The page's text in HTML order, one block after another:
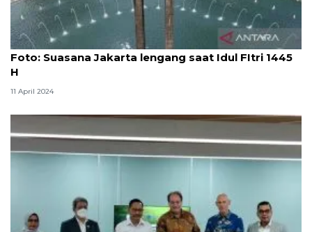
Foto
Foto: Suasana Jakarta lengang saat Idul FItri 1445
H
11 April 2024